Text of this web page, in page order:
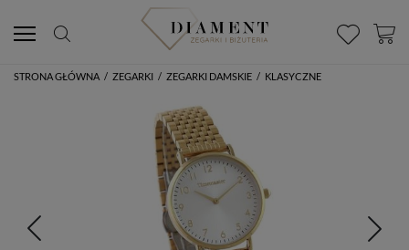
STRONA GŁÓWNA / ZEGARKI / ZEGARKI DAMSKIE / KLASYCZNE